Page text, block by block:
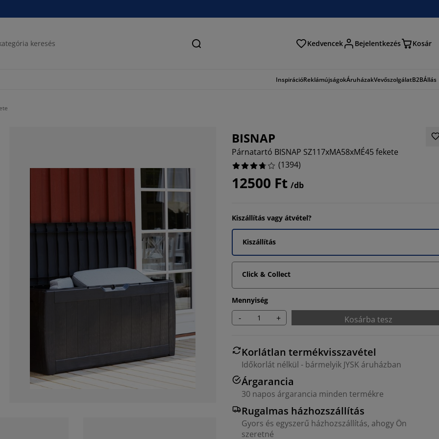
Keresés Kedvencek Bejelentkezés Kosár
InspirációReklámújságokÁruházakVevőszolgálatB2BÁllás
BISNAP
Párnatartó BISNAP SZ117xMA58xMÉ45 fekete
(1394)
12500 Ft /db
Kiszállítás vagy átvétel?
Kiszállítás
Click & Collect
Mennyiség
- + Kosárba tesz
Korlátlan termékvisszavétel
Időkorlát nélkül - bármelyik JYSK áruházban
Árgarancia
30 napos árgarancia minden termékre
Rugalmas házhozszállítás
Gyors és egyszerű házhozszállítás, ahogy Ön
szeretné
49.13916786226686%
18.507890961262554%
7.245337159253945%
7.030129124820659%
18.077474892395983%